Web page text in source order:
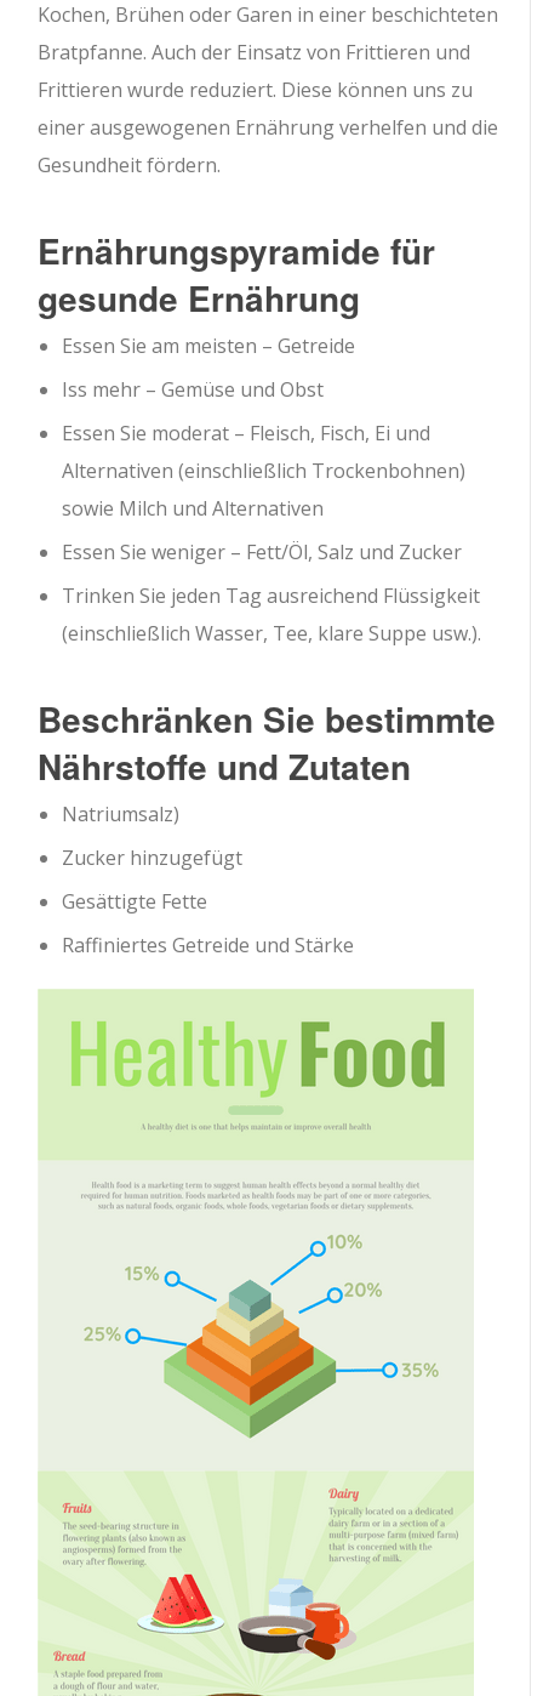
Kochen, Brühen oder Garen in einer beschichteten
Bratpfanne. Auch der Einsatz von Frittieren und
Frittieren wurde reduziert. Diese können uns zu
einer ausgewogenen Ernährung verhelfen und die
Gesundheit fördern.
Ernährungspyramide für
gesunde Ernährung
Essen Sie am meisten – Getreide
Iss mehr – Gemüse und Obst
Essen Sie moderat – Fleisch, Fisch, Ei und
Alternativen (einschließlich Trockenbohnen)
sowie Milch und Alternativen
Essen Sie weniger – Fett/Öl, Salz und Zucker
Trinken Sie jeden Tag ausreichend Flüssigkeit
(einschließlich Wasser, Tee, klare Suppe usw.).
Beschränken Sie bestimmte
Nährstoffe und Zutaten
Natriumsalz)
Zucker hinzugefügt
Gesättigte Fette
Raffiniertes Getreide und Stärke